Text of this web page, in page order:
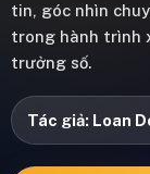
tin, góc nhìn
trong hành trình
trưởng số.
Tác giả: Loan